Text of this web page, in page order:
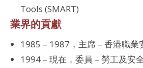
Tools (SMART)
業界的貢獻
1985 – 1987，主席 – 香港職業
1994 – 現在，委員 – 勞工及安